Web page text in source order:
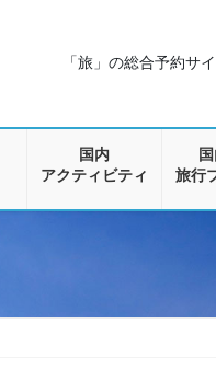
「旅」の総合予約サ
国内
アクティビティ
旅行